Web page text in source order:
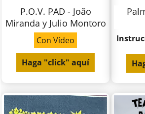
P.O.V. PAD - João
Miranda y Julio Montoro
Con Vídeo
Haga "click" aquí